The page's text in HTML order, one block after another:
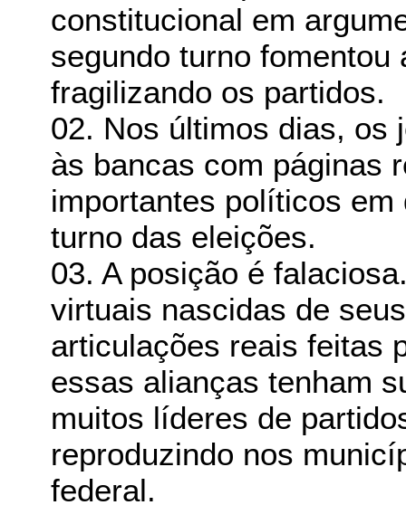
constitucional em
segundo turno
fragilizando os partidos.
02. Nos últimos dias, os
às bancas com páginas
importantes políticos
turno das eleições.
03. A posição é
virtuais nascidas de
articulações reais feitas
essas alianças tenham
muitos líderes de
reproduzindo nos
federal.